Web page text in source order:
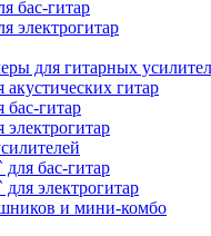
бас-гитар
электрогитар
для гитарных
гитар
бас-гитар
бас-гитар
электрогитар
и мини-комбо